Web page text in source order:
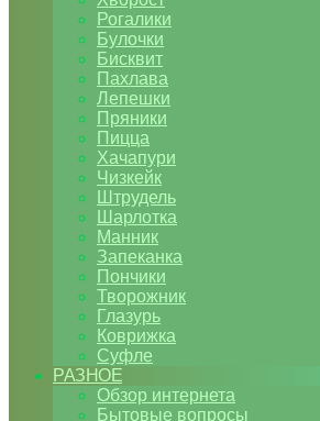
Рогалики
Булочки
Бисквит
Пахлава
Лепешки
Пряники
Пицца
Хачапури
Чизкейк
Штрудель
Шарлотка
Манник
Запеканка
Пончики
Творожник
Глазурь
Коврижка
Суфле
РАЗНОЕ
Обзор интернета
Бытовые вопросы